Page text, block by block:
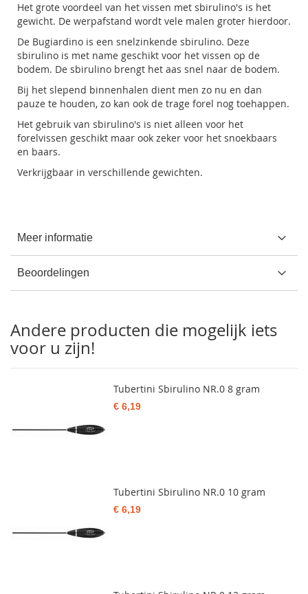
Het grote voordeel van het vissen met sbirulino's is het
gewicht. De werpafstand wordt vele malen groter hierdoor.
De Bugiardino is een snelzinkende sbirulino. Deze
sbirulino is met name geschikt voor het vissen op de
bodem. De sbirulino brengt het aas snel naar de bodem.
Bij het slepend binnenhalen dient men zo nu en dan
pauze te houden, zo kan ook de trage forel nog toehappen.
Het gebruik van sbirulino's is niet alleen voor het
forelvissen geschikt maar ook zeker voor het snoekbaars
en baars.
Verkrijgbaar in verschillende gewichten.
Meer informatie
Beoordelingen
Andere producten die mogelijk iets
voor u zijn!
Tubertini Sbirulino NR.0 8 gram
€ 6,19
Tubertini Sbirulino NR.0 10 gram
€ 6,19